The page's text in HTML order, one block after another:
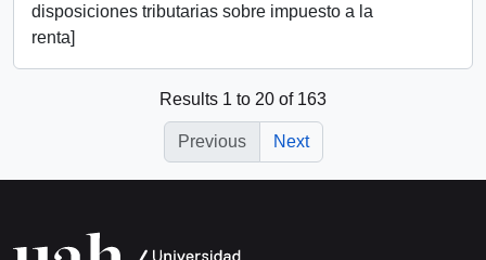
disposiciones tributarias sobre impuesto a la
renta]
Results 1 to 20 of 163
Previous Next